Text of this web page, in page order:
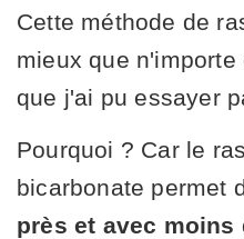
Cette méthode de
mieux que
que j'ai pu essayer
Pourquoi ? Car le
bicarbonate permet
près et avec